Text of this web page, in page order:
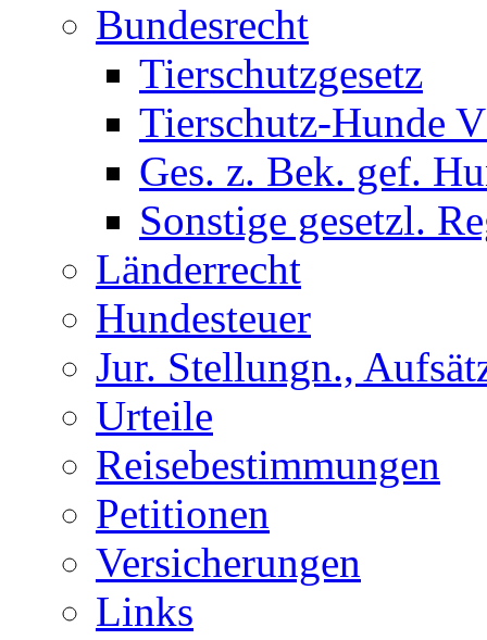
Bundesrecht
Tierschutzgesetz
Tierschutz-Hunde
Ges. z. Bek. gef.
Sonstige gesetzl.
Länderrecht
Hundesteuer
Jur. Stellungn.,
Urteile
Reisebestimmungen
Petitionen
Versicherungen
Links